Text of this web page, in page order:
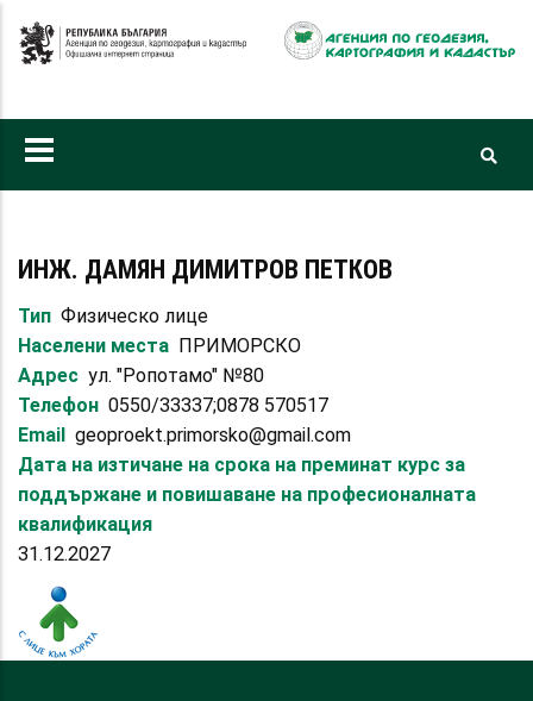
към
ИНЖ. ДАМЯН ДИМИТРОВ ПЕТКОВ
Тип Физическо лице
Населени места ПРИМОРСКО
Адрес ул. "Ропотамо" №80
Телефон 0550/33337;0878 570517
Email
geoproekt.primorsko@gmail.com
Дата на изтичане на срока на преминат курс за
поддържане и повишаване на професионалната
квалификация
31.12.2027